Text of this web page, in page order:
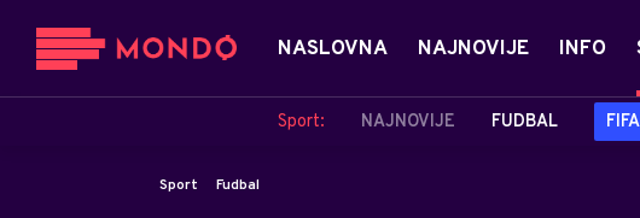
NASLOVNA NAJNOVIJE INFO
Sport: NAJNOVIJE FUDBAL
Sport Fudbal